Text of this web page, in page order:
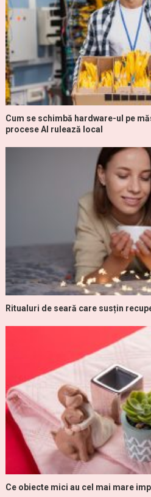
Cum se schimbă hardware-ul pe
procese AI rulează local
Ritualuri de seară care susțin
Ce obiecte mici au cel mai mare